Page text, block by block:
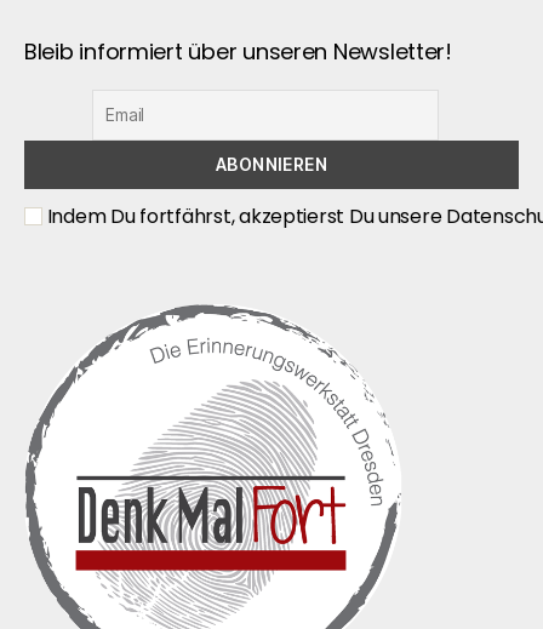
Bleib informiert über unseren Newsletter!
Indem Du fortfährst, akzeptierst Du unsere